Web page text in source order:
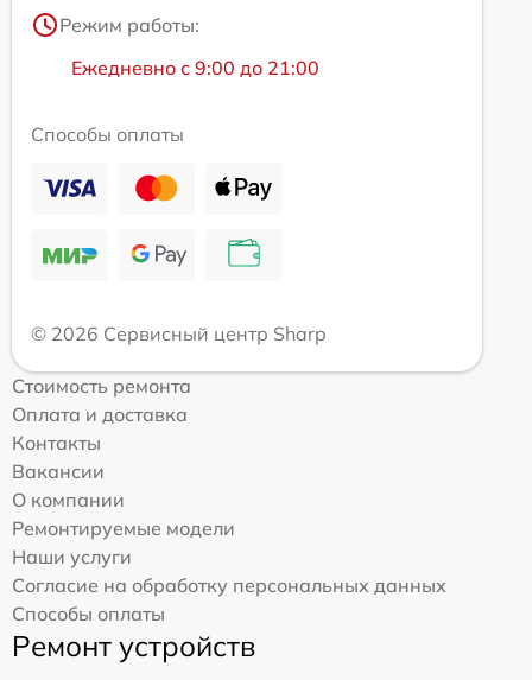
Режим работы:
Ежедневно с 9:00 до 21:00
Способы оплаты
© 2026 Сервисный центр Sharp
Стоимость ремонта
Оплата и доставка
Контакты
Вакансии
О компании
Ремонтируемые модели
Наши услуги
Согласие на обработку персональных данных
Способы оплаты
Ремонт устройств